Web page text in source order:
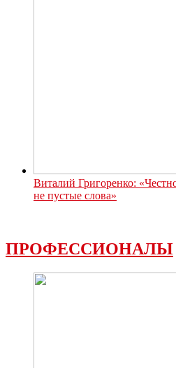
Виталий Григоренко:
не пустые слова»
ПРОФЕССИОНАЛЫ